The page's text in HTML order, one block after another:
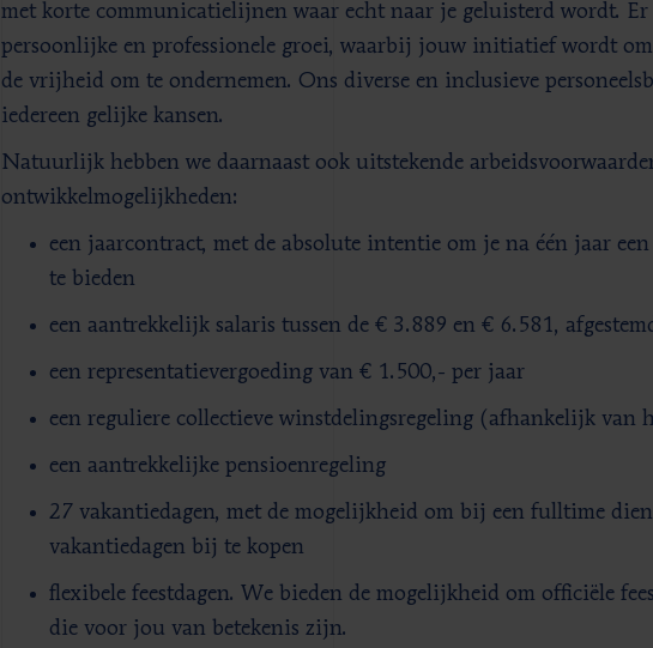
met korte communicatielijnen waar echt naar je geluisterd wordt.
persoonlijke en professionele groei, waarbij jouw initiatief wordt
de vrijheid om te ondernemen. Ons diverse en inclusieve
iedereen gelijke kansen.
Natuurlijk hebben we daarnaast ook uitstekende
ontwikkelmogelijkheden:
een jaarcontract, met de absolute intentie om je na één jaar
te bieden
een aantrekkelijk salaris tussen de € 3.889 en € 6.581,
een representatievergoeding van € 1.500,- per jaar
een reguliere collectieve winstdelingsregeling (afhankelijk van
een aantrekkelijke pensioenregeling
27 vakantiedagen, met de mogelijkheid om bij een fulltime
vakantiedagen bij te kopen
flexibele feestdagen. We bieden de mogelijkheid om officiële
die voor jou van betekenis zijn.